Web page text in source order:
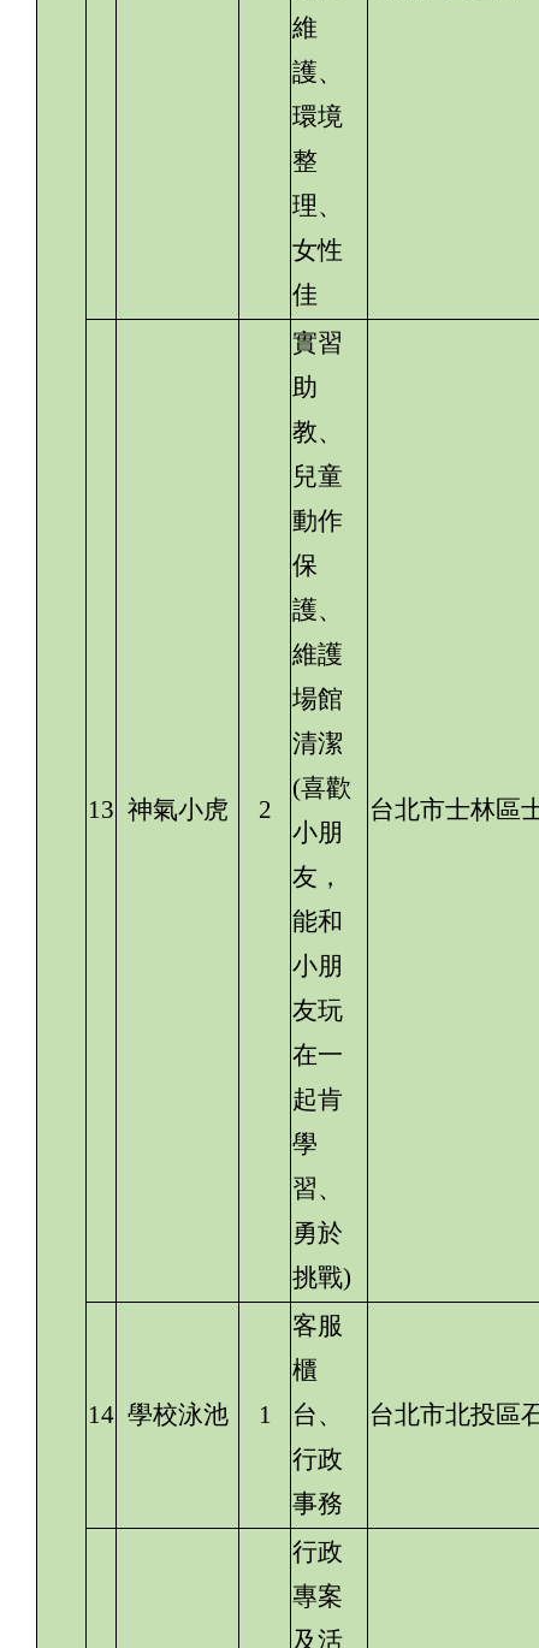
維
護、
環境
整
理、
女性
佳
13 神氣小虎 2
實習
助
教、
兒童
動作
保
護、
維護
場館
清潔
(喜歡
小朋
友，
能和
小朋
友玩
在一
起肯
學
習、
勇於
挑戰)
台北市士林區
14 學校泳池 1
客服
櫃
台、
行政
事務
台北市北投區
行政
專案
及活